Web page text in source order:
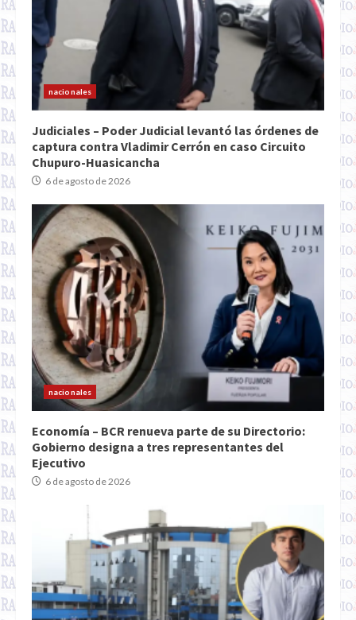
nacionales
Judiciales – Poder Judicial levantó las órdenes de
captura contra Vladimir Cerrón en caso Circuito
Chupuro-Huasicancha
6 de agosto de 2026
nacionales
Economía – BCR renueva parte de su Directorio:
Gobierno designa a tres representantes del
Ejecutivo
6 de agosto de 2026